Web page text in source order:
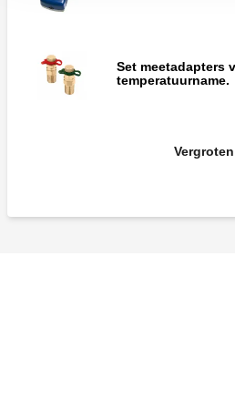
Set meetadapters
temperatuurname.
Vergroten